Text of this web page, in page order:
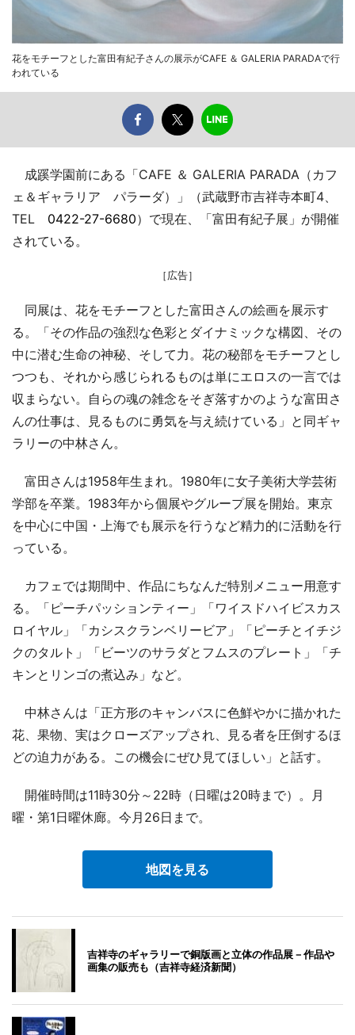
花をモチーフとした富田有紀子さんの展示がCAFE ＆ GALERIA PARADAで行
われている
成蹊学園前にある「CAFE ＆ GALERIA PARADA（カフ
ェ＆ギャラリア パラーダ）」（武蔵野市吉祥寺本町4、
TEL 0422-27-6680）で現在、「富田有紀子展」が開催
されている。
［広告］
同展は、花をモチーフとした富田さんの絵画を展示す
る。「その作品の強烈な色彩とダイナミックな構図、その
中に潜む生命の神秘、そして力。花の秘部をモチーフとし
つつも、それから感じられるものは単にエロスの一言では
収まらない。自らの魂の雑念をそぎ落すかのような富田さ
んの仕事は、見るものに勇気を与え続けている」と同ギャ
ラリーの中林さん。
富田さんは1958年生まれ。1980年に女子美術大学芸術
学部を卒業。1983年から個展やグループ展を開始。東京
を中心に中国・上海でも展示を行うなど精力的に活動を行
っている。
カフェでは期間中、作品にちなんだ特別メニュー用意す
る。「ピーチパッションティー」「ワイスドハイビスカス
ロイヤル」「カシスクランベリービア」「ピーチとイチジ
クのタルト」「ビーツのサラダとフムスのプレート」「チ
キンとリンゴの煮込み」など。
中林さんは「正方形のキャンバスに色鮮やかに描かれた
花、果物、実はクローズアップされ、見る者を圧倒するほ
どの迫力がある。この機会にぜひ見てほしい」と話す。
開催時間は11時30分～22時（日曜は20時まで）。月
曜・第1日曜休廊。今月26日まで。
地図を見る
吉祥寺のギャラリーで銅版画と立体の作品展－作品や
画集の販売も（吉祥寺経済新聞）